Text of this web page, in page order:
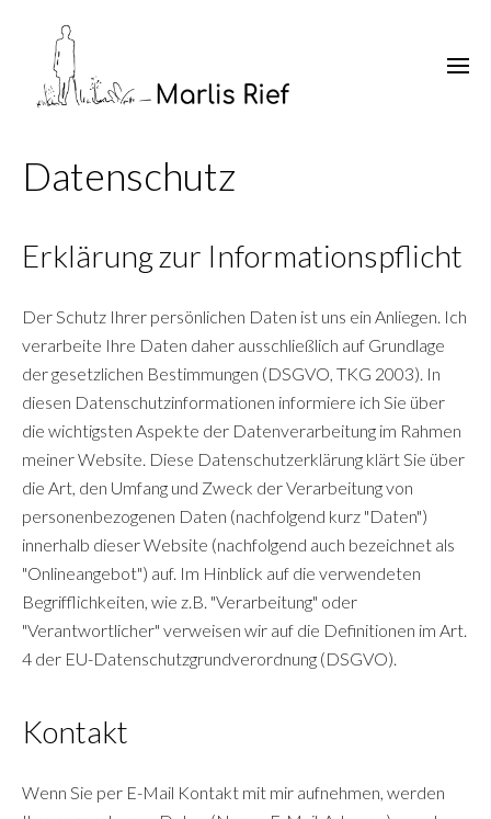
Datenschutz
Erklärung zur Informationspflicht
Der Schutz Ihrer persönlichen Daten ist uns ein Anliegen. Ich
verarbeite Ihre Daten daher ausschließlich auf Grundlage
der gesetzlichen Bestimmungen (DSGVO, TKG 2003). In
diesen Datenschutzinformationen informiere ich Sie über
die wichtigsten Aspekte der Datenverarbeitung im Rahmen
meiner Website. Diese Datenschutzerklärung klärt Sie über
die Art, den Umfang und Zweck der Verarbeitung von
personenbezogenen Daten (nachfolgend kurz "Daten")
innerhalb dieser Website (nachfolgend auch bezeichnet als
"Onlineangebot") auf. Im Hinblick auf die verwendeten
Begrifflichkeiten, wie z.B. "Verarbeitung" oder
"Verantwortlicher" verweisen wir auf die Definitionen im Art.
4 der EU-Datenschutzgrundverordnung (DSGVO).
Kontakt
Wenn Sie per E-Mail Kontakt mit mir aufnehmen, werden